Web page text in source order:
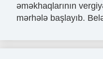
əməkhaqlarının
mərhələ başlayıb.